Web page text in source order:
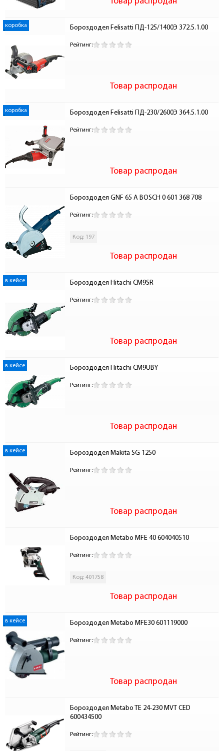
коробка Бороздодел Felisatti ПД-125/1400Э 372.5.1.00
Рейтинг:
Товар распродан
коробка Бороздодел Felisatti ПД-230/2600Э 364.5.1.00
Рейтинг:
Товар распродан
Бороздодел GNF 65 A BOSCH 0 601 368 708
Рейтинг:
Код: 197
Товар распродан
в кейсе Бороздодел Hitachi CM9SR
Рейтинг:
Товар распродан
в кейсе Бороздодел Hitachi CM9UBY
Рейтинг:
Товар распродан
в кейсе Бороздодел Makita SG 1250
Рейтинг:
Товар распродан
Бороздодел Metabo MFE 40 604040510
Рейтинг:
Код: 401758
Товар распродан
в кейсе Бороздодел Metabo MFE30 601119000
Рейтинг:
Товар распродан
Бороздодел Metabo TE 24-230 MVT CED
600434500
Рейтинг: